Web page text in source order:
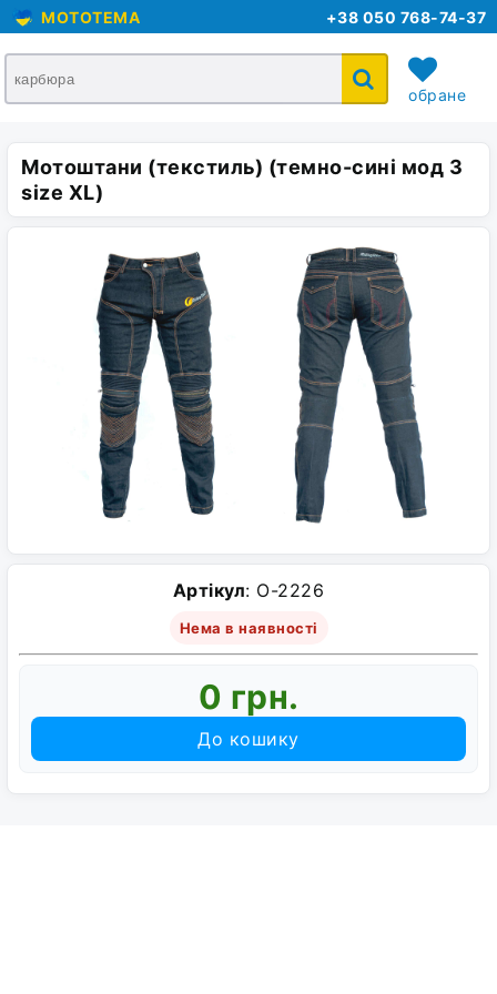
MOTOTEMA +38 050 768-74-37
обране
кошик
Мотоштани (текстиль) (темно-сині мод 3
size XL)
Артікул: O-2226
Нема в наявності
0 грн.
До кошику